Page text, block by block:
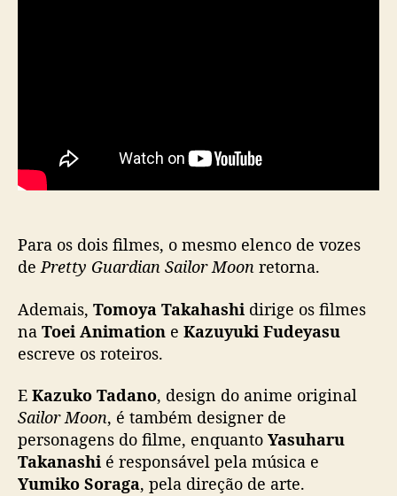
Para os dois filmes, o mesmo elenco de vozes
dePretty Guardian Sailor Moon retorna.
Ademais, Tomoya Takahashi dirige os filmes
na Toei Animation e Kazuyuki Fudeyasu
escreve os roteiros.
E Kazuko Tadano, design do anime original
Sailor Moon, é também designer de
personagens do filme, enquanto Yasuharu
Takanashi é responsável pela música e
Yumiko Soraga, pela direção de arte.